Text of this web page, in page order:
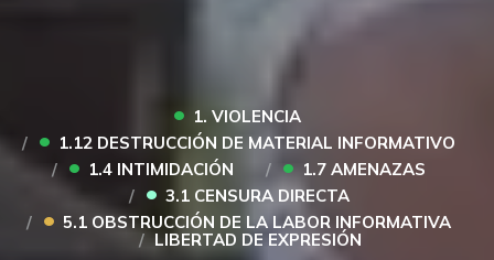
• 1. VIOLENCIA
• 1.12 DESTRUCCIÓN DE MATERIAL INFORMATIVO
• 1.4 INTIMIDACIÓN • 1.7 AMENAZAS
• 3.1 CENSURA DIRECTA
• 5.1 OBSTRUCCIÓN DE LA LABOR INFORMATIVA
LIBERTAD DE EXPRESIÓN